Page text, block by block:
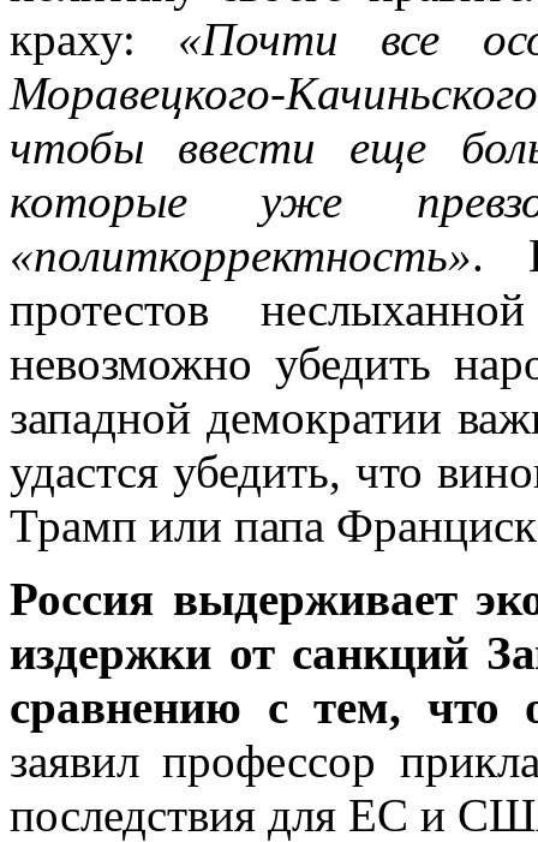
краху: «Почти все
Моравецкого-
чтобы ввести еще
которые уже
«политкорректность».
протестов
невозможно убедить
западной демократии
удастся убедить, что
Трамп или папа
Россия выдерживает
издержки от санкций
сравнению с тем, что
заявил профессор
последствия для ЕС и